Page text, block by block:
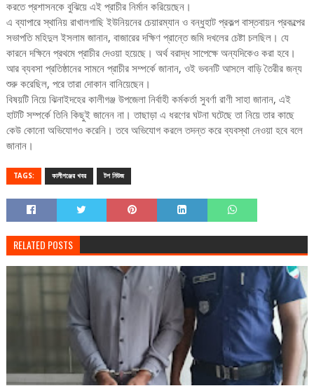
করতে প্রশাসনকে বুঝিয়ে এই প্রাচীর নির্মান করিয়েছেন।
এ ব্যাপারে স্থানিয় রাখালগাছি ইউনিয়নের চেয়ারম্যান ও বন্ধুহাট প্রকল্প বাস্তবায়ন প্রকল্পের
সভাপতি মহিদুল ইসলাম জানান, বাজারের দক্ষিণ প্রান্তে জমি দখলের চেষ্টা চলছিল। যে
কারনে দক্ষিনে প্রথমে প্রাচীর দেওয়া হয়েছে। অর্থ বরাদ্ধ সাপেক্ষে অন্যদিকেও করা হবে।
আর ব্যবসা প্রতিষ্ঠানের সামনে প্রাচীর সম্পর্কে জানান, ওই ভবনটি আসলে বাড়ি তৈরীর জন্য
শুরু করেছিল, পরে তারা দোকান বানিয়েছেন।
বিষয়টি নিয়ে ঝিনাইদহের কালীগঞ্জ উপজেলা নির্বাহী কর্মকর্তা সুবর্ণা রাণী সাহা জানান, এই
হাটটি সম্পর্কে তিনি কিছুই জানেন না। তাছাড়া এ ধরণের ঘটনা ঘটেছে তা নিয়ে তার কাছে
কেউ কোনো অভিযোগও করেনি। তবে অভিযোগ করলে তদন্ত করে ব্যবস্থা নেওয়া হবে বলে
জানান।
TAGS: কালীগঞ্জের খবর টপ নিউজ
RELATED POSTS